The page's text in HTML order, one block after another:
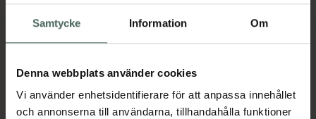
Samtycke Information Om
Denna webbplats använder cookies
Vi använder enhetsidentifierare för att anpassa innehållet
och annonserna till användarna, tillhandahålla funktioner
I apotek: 159 kr
Aktuella erbjudanden